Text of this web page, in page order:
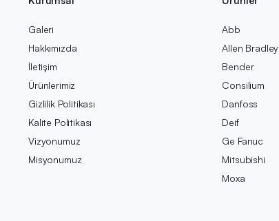
Galeri
Hakkımızda
İletişim
Ürünlerimiz
Gizlilik Politikası
Kalite Politikası
Vizyonumuz
Misyonumuz
Abb
Allen Bradley
Bender
Consilium
Danfoss
Deif
Ge Fanuc
Mitsubishi
Moxa